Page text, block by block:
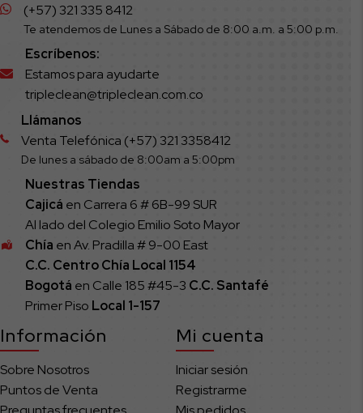
(+57) 321 335 8412
Te atendemos de Lunes a Sábado de 8:00 a.m. a 5:00 p.m.
Escríbenos:
Estamos para ayudarte
tripleclean@tripleclean.com.co
Llámanos
Venta Telefónica (+57) 321 3358412
De lunes a sábado de 8:00am a 5:00pm
Nuestras Tiendas
Cajicá en Carrera 6 # 6B-99 SUR
Al lado del Colegio Emilio Soto Mayor
Chía en Av. Pradilla # 9-00 East
C.C. Centro Chía Local 1154
Bogotá en Calle 185 #45-3 C.C. Santafé
Primer Piso Local 1-157
Información
Sobre Nosotros
Puntos de Venta
Mi cuenta
Iniciar sesión
Registrarme